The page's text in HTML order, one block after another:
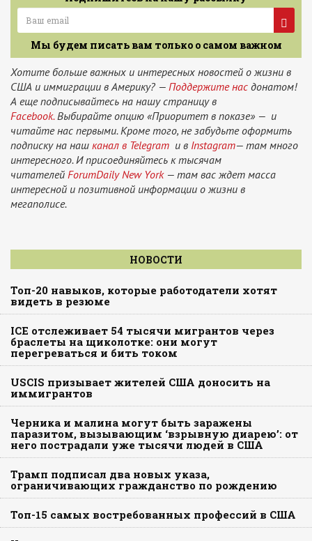
Мы будем писать вам только о самом важном
Хотите больше важных и интересных новостей о жизни в
США и иммиграции в Америку? — Поддержите нас донатом!
А еще подписывайтесь на нашу страницу в
Facebook.Выбирайте опцию «Приоритет в показе» — и
читайте нас первыми. Кроме того, не забудьте оформить
подписку на наш канал в Telegram и в Instagram— там много
интересного. И присоединяйтесь к тысячам
читателей ForumDaily New York— там вас ждет масса
интересной и позитивной информации о жизни в
мегаполисе.
НОВОСТИ
Топ-20 навыков, которые работодатели хотят
видеть в резюме
ICE отслеживает 54 тысячи мигрантов через
браслеты на щиколотке: они могут
перегреваться и бить током
USCIS призывает жителей США доносить на
иммигрантов
Черника и малина могут быть заражены
паразитом, вызывающим ‘взрывную диарею’: от
него пострадали уже тысячи людей в США
Трамп подписал два новых указа,
ограничивающих гражданство по рождению
Топ-15 самых востребованных профессий в США